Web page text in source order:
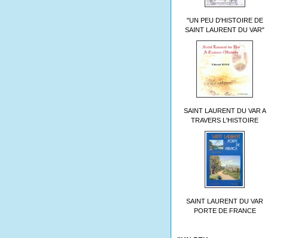
"UN PEU D'HISTOIRE DE
SAINT LAURENT DU VAR"
SAINT LAURENT DU VAR A
TRAVERS L'HISTOIRE
SAINT LAURENT DU VAR
PORTE DE FRANCE